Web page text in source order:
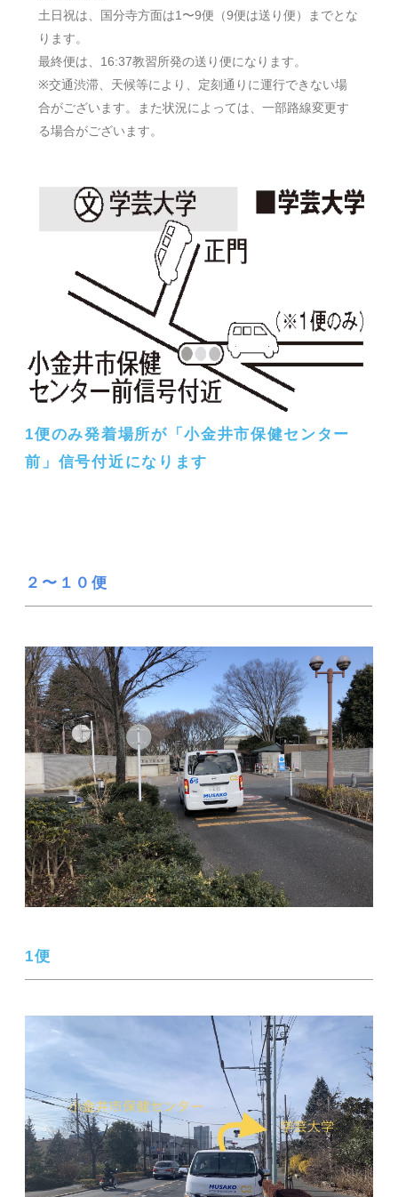
土日祝は、国分寺方面は1〜9便（9便は送り便）までとな
ります。
最終便は、16:37教習所発の送り便になります。
※交通渋滞、天候等により、定刻通りに運行できない場
合がございます。また状況によっては、一部路線変更す
る場合がございます。
1便のみ発着場所が「小金井市保健センター
前」信号付近になります
２〜１０便
1便